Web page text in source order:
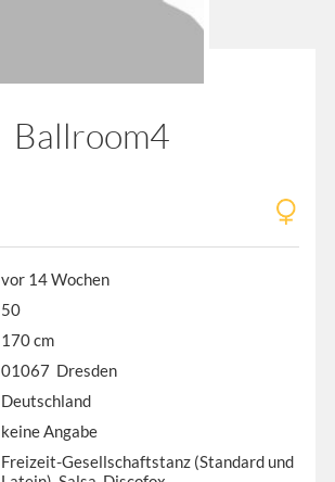
Ballroom4
vor 14 Wochen
50
170 cm
01067 Dresden
Deutschland
keine Angabe
Freizeit-Gesellschaftstanz (Standard und